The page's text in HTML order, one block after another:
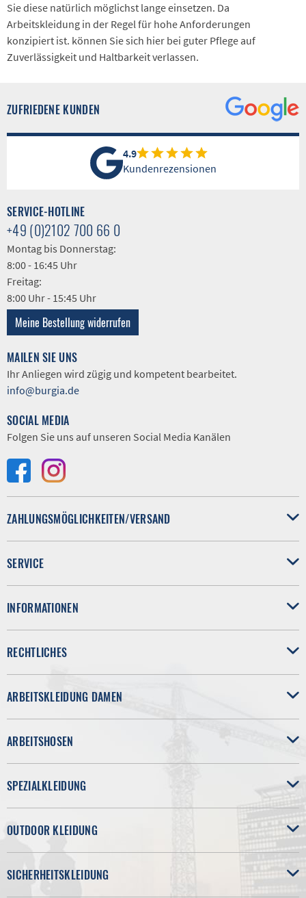
Sie diese natürlich möglichst lange einsetzen. Da
Arbeitskleidung in der Regel für hohe Anforderungen
konzipiert ist. können Sie sich hier bei guter Pflege auf
Zuverlässigkeit und Haltbarkeit verlassen.
ZUFRIEDENE KUNDEN
4.9
Kundenrezensionen
SERVICE-HOTLINE
+49 (0)2102 700 66 0
Montag bis Donnerstag:
8:00 - 16:45 Uhr
Freitag:
8:00 Uhr - 15:45 Uhr
Meine Bestellung widerrufen
MAILEN SIE UNS
Ihr Anliegen wird zügig und kompetent bearbeitet.
info@burgia.de
SOCIAL MEDIA
Folgen Sie uns auf unseren Social Media Kanälen
ZAHLUNGSMÖGLICHKEITEN/VERSAND
SERVICE
INFORMATIONEN
RECHTLICHES
ARBEITSKLEIDUNG DAMEN
ARBEITSHOSEN
SPEZIALKLEIDUNG
OUTDOOR KLEIDUNG
SICHERHEITSKLEIDUNG